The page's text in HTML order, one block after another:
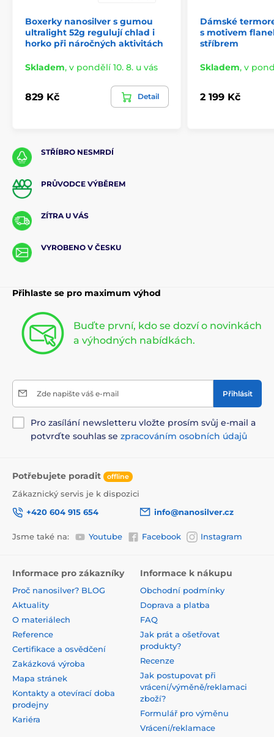
Boxerky nanosilver s gumou
ultralight 52g regulují chlad i
horko při náročných aktivitách
Skladem, v pondělí 10. 8. u vás
829 Kč Detail
Dámské
s motivem
stříbrem
Skladem, v
2 199 Kč
STŘÍBRO NESMRDÍ
PRŮVODCE VÝBĚREM
ZÍTRA U VÁS
VYROBENO V ČESKU
Přihlaste se pro maximum výhod
Buďte první, kdo se dozví o novinkách
a výhodných nabídkách.
Zde napište váš e-mail Přihlásit
Pro zasílání newsletteru vložte prosím svůj e-mail a
potvrďte souhlas se zpracováním osobních údajů
Potřebujete poradit offline
Zákaznický servis je k dispozici
+420 604 915 654
info@nanosilver.cz
Jsme také na: Youtube Facebook Instagram
Informace pro zákazníky
Proč nanosilver? BLOG
Aktuality
O materiálech
Reference
Certifikace a osvědčení
Zakázková výroba
Mapa stránek
Kontakty a otevírací doba
prodejny
Kariéra
Informace k nákupu
Obchodní podmínky
Doprava a platba
FAQ
Jak prát a ošetřovat
produkty?
Recenze
Jak postupovat při
vrácení/výměně/reklamaci
zboží?
Formulář pro výměnu
Vrácení/reklamace